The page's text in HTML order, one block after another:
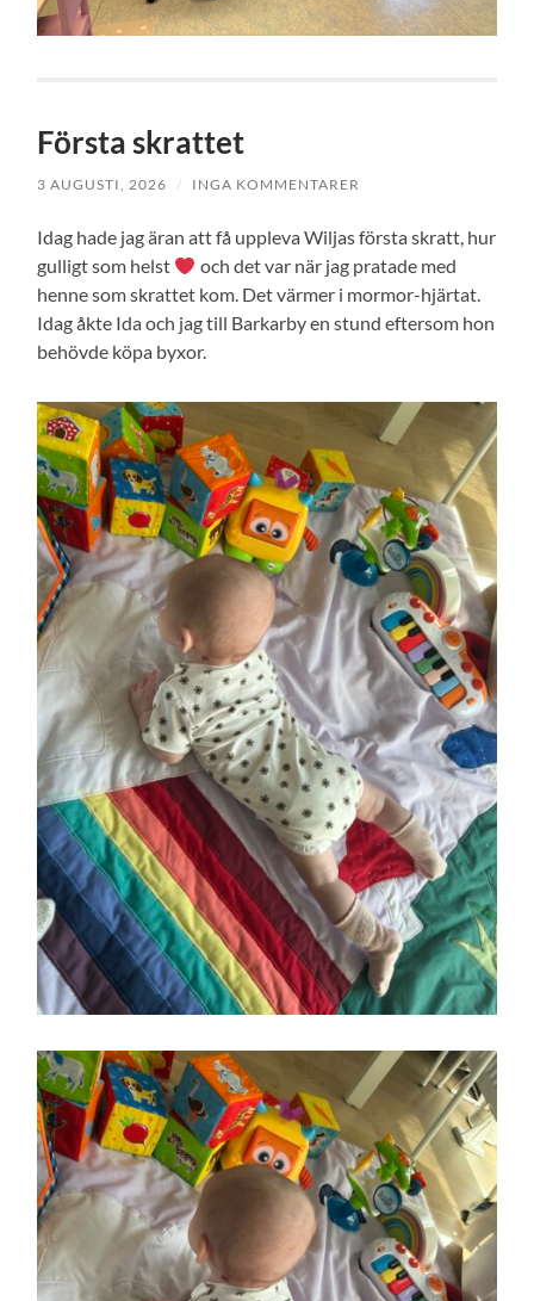
Första skrattet
3 AUGUSTI, 2026 / INGA KOMMENTARER
Idag hade jag äran att få uppleva Wiljas första skratt, hur
gulligt som helst
och det var när jag pratade med
henne som skrattet kom. Det värmer i mormor-hjärtat.
Idag åkte Ida och jag till Barkarby en stund eftersom hon
behövde köpa byxor.